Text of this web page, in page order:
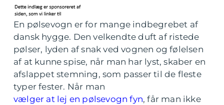
En pølsevogn er for mange indbegrebet af
dansk hygge. Den velkendte duft af ristede
pølser, lyden af snak ved vognen og følelsen
af at kunne spise, når man har lyst, skaber en
afslappet stemning, som passer til de fleste
typer fester. Når man
vælger at lej en pølsevogn fyn, får man ikke